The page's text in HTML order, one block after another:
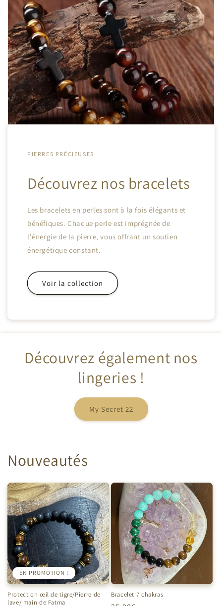
PIERRES PRÉCIEUSES
Découvrez nos bracelets
Les bracelets en perles sont à la fois élégants et
bénéfiques. Chaque perle est imprégnée de
l'énergie de la pierre, vous offrant un soutien
énergétique constant.
Voir la collection
Découvrez également nos
lingeries !
My Secret 22
Nouveautés
EN PROMOTION !
Protection œil de tigre/Pierre de
lave/ main de Fatma
Bracelet 7 chakras